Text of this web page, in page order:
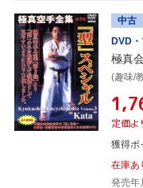
中古
DVD・
極真
(趣味/
定価よ
獲得ポ
在庫あ
発売年